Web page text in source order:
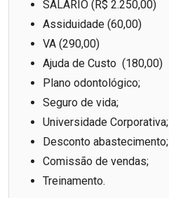
SALÁRIO (R$ 2.250,00)
Assiduidade (60,00)
VA (290,00)
Ajuda de Custo (180,00)
Plano odontológico;
Seguro de vida;
Universidade Corporativa;
Desconto abastecimento;
Comissão de vendas;
Treinamento.